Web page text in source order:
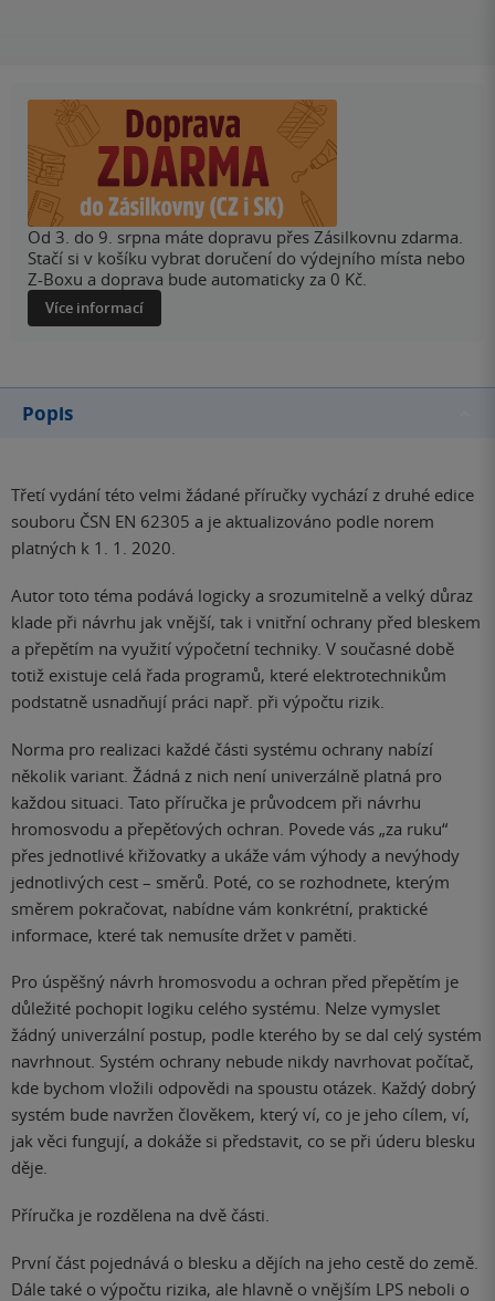
Od 3. do 9. srpna máte dopravu přes Zásilkovnu zdarma.
Stačí si v košíku vybrat doručení do výdejního místa nebo
Z-Boxu a doprava bude automaticky za 0 Kč.
Více informací
Popis
Třetí vydání této velmi žádané příručky vychází z druhé edice
souboru ČSN EN 62305 a je aktualizováno podle norem
platných k 1. 1. 2020.
Autor toto téma podává logicky a srozumitelně a velký důraz
klade při návrhu jak vnější, tak i vnitřní ochrany před bleskem
a přepětím na využití výpočetní techniky. V současné době
totiž existuje celá řada programů, které elektrotechnikům
podstatně usnadňují práci např. při výpočtu rizik.
Norma pro realizaci každé části systému ochrany nabízí
několik variant. Žádná z nich není univerzálně platná pro
každou situaci. Tato příručka je průvodcem při návrhu
hromosvodu a přepěťových ochran. Povede vás „za ruku“
přes jednotlivé křižovatky a ukáže vám výhody a nevýhody
jednotlivých cest – směrů. Poté, co se rozhodnete, kterým
směrem pokračovat, nabídne vám konkrétní, praktické
informace, které tak nemusíte držet v paměti.
Pro úspěšný návrh hromosvodu a ochran před přepětím je
důležité pochopit logiku celého systému. Nelze vymyslet
žádný univerzální postup, podle kterého by se dal celý systém
navrhnout. Systém ochrany nebude nikdy navrhovat počítač,
kde bychom vložili odpovědi na spoustu otázek. Každý dobrý
systém bude navržen člověkem, který ví, co je jeho cílem, ví,
jak věci fungují, a dokáže si představit, co se při úderu blesku
děje.
Příručka je rozdělena na dvě části.
První část pojednává o blesku a dějích na jeho cestě do země.
Dále také o výpočtu rizika, ale hlavně o vnějším LPS neboli o